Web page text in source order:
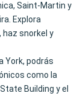
Saint-Martin y
Explora
snorkel y
York, podrás
como la
Building y el